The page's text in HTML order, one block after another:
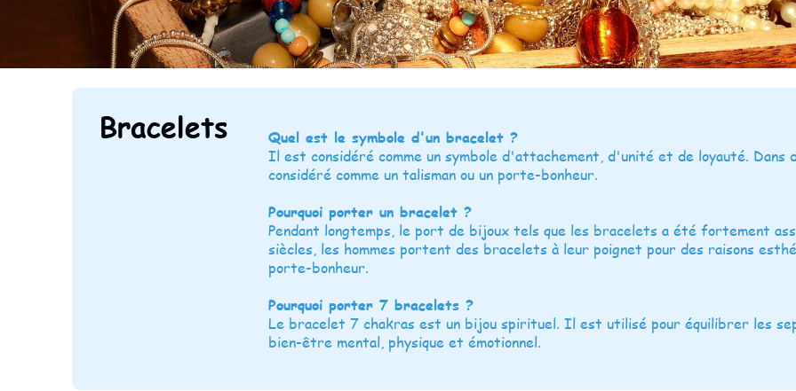
Bracelets
Quel est le symbole d'un bracelet ?
Il est considéré comme un symbole d'attachement, d'unité et de loyauté. Dans
considéré comme un talisman ou un porte-bonheur.
Pourquoi porter un bracelet ?
Pendant longtemps, le port de bijoux tels que les bracelets a été fortement
siècles, les hommes portent des bracelets à leur poignet pour des raisons
porte-bonheur.
Pourquoi porter 7 bracelets ?
Le bracelet 7 chakras est un bijou spirituel. Il est utilisé pour équilibrer les
bien-être mental, physique et émotionnel.